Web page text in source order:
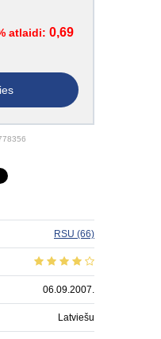
atlaidi: 0,69
RSU (66)
06.09.2007.
Latviešu